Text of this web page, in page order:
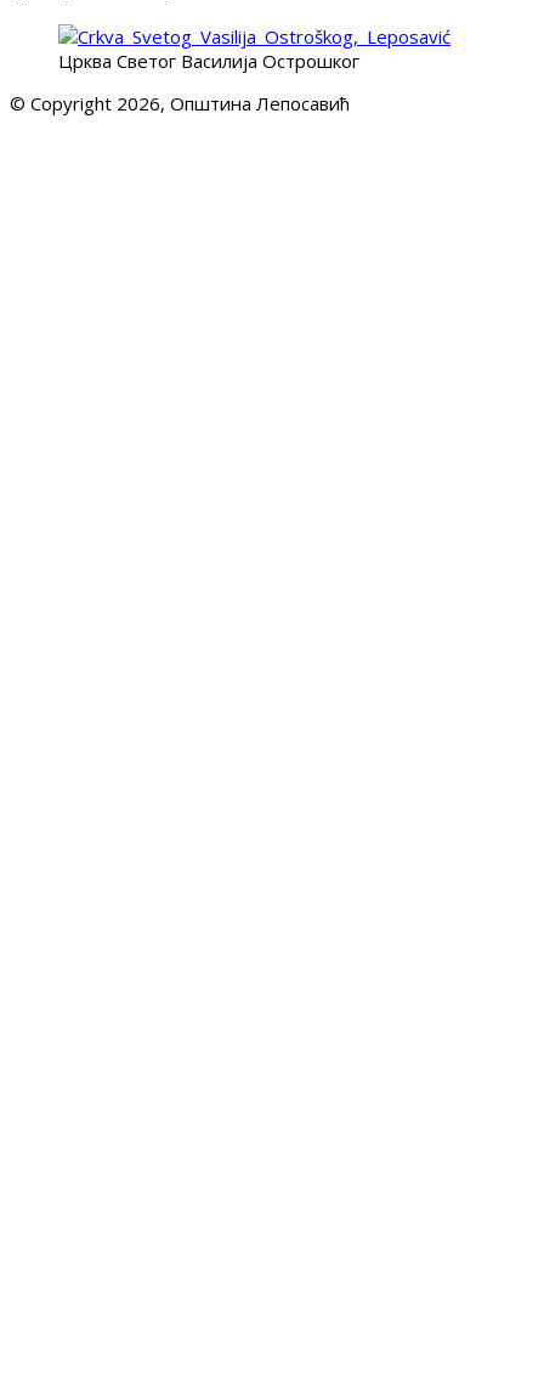
Црква Светог Василија Острошког
© Copyright 2026, Општина Лепосавић